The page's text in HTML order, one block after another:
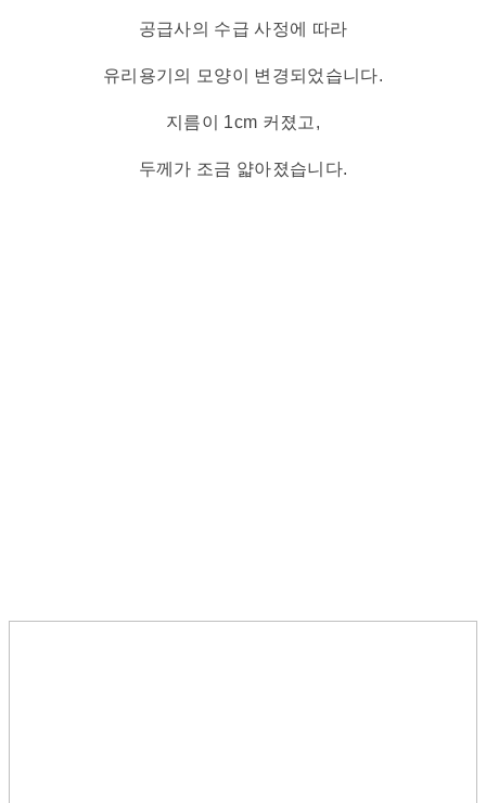
공급사의 수급 사정에 따라
유리용기의 모양이 변경되었습니다.
지름이 1cm 커졌고,
두께가 조금 얇아졌습니다.